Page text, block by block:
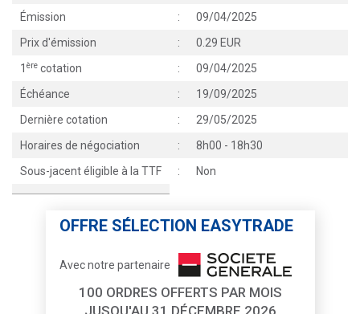
Émission
:
09/04/2025
Prix d'émission
:
0.29 EUR
1 ère cotation :
09/04/2025
Échéance
:
19/09/2025
Dernière cotation
:
29/05/2025
Horaires de négociation
:
8h00 - 18h30
Sous-jacent éligible à la TTF
: Non
OFFRE SÉLECTION EASYTRADE
Avec notre partenaire
100 ORDRES OFFERTS PAR MOIS
JUSQU'AU 31 DÉCEMBRE 2026